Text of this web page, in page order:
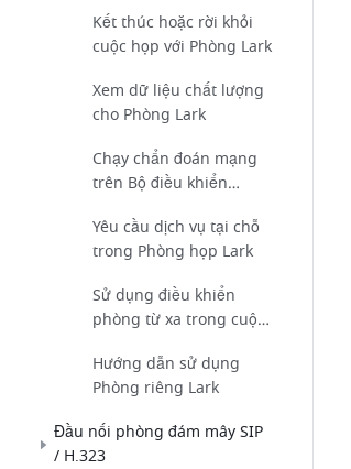
Kết thúc hoặc rời khỏi
cuộc họp với Phòng Lark
Xem dữ liệu chất lượng
cho Phòng Lark
Chạy chẩn đoán mạng
trên Bộ điều khiển
Màn hình hiển thị
Phòng họp Lark
Yêu cầu dịch vụ tại chỗ
trong Phòng họp Lark
Sử dụng điều khiển
phòng từ xa trong cuộc
Hướng dẫn sử dụng
Phòng riêng Lark
Đầu nối phòng đám mây SIP
/ H.323